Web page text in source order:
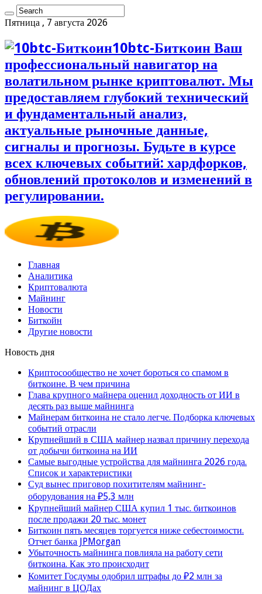
Пятница , 7 августа 2026
10btc-Биткоин Ваш
профессиональный навигатор на
волатильном рынке криптовалют. Мы
предоставляем глубокий технический
и фундаментальный анализ,
актуальные рыночные данные,
сигналы и прогнозы. Будьте в курсе
всех ключевых событий: хардфорков,
обновлений протоколов и изменений в
регулировании.
Главная
Аналитика
Криптовалюта
Майнинг
Новости
Биткойн
Другие новости
Новость дня
Криптосообщество не хочет бороться со спамом в
биткоине. В чем причина
Глава крупного майнера оценил доходность от ИИ в
десять раз выше майнинга
Майнерам биткоина не стало легче. Подборка ключевых
событий отрасли
Крупнейший в США майнер назвал причину перехода
от добычи биткоина на ИИ
Самые выгодные устройства для майнинга 2026 года.
Список и характеристики
Суд вынес приговор похитителям майнинг-
оборудования на ₽5,3 млн
Крупнейший майнер США купил 1 тыс. биткоинов
после продажи 20 тыс. монет
Биткоин пять месяцев торгуется ниже себестоимости.
Отчет банка JPMorgan
Убыточность майнинга повлияла на работу сети
биткоина. Как это происходит
Комитет Госдумы одобрил штрафы до ₽2 млн за
майнинг в ЦОДах